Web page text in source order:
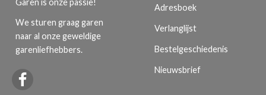
We sturen graag garen
naar al onze geweldige
garenliefhebbers.
Adresboek
Verlanglijst
Bestelgeschiedenis
Nieuwsbrief